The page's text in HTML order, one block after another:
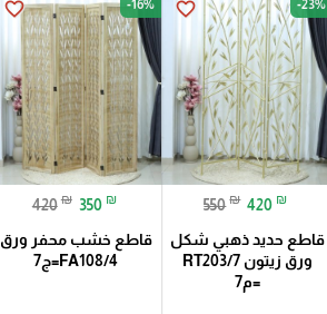
favorite_border -23%
550 ₪ 420 ₪
قاطع حديد ذهبي شكل
ورق زيتون RT203/7
=م7
favorite_border -16%
420 ₪ 350 ₪
قاطع خشب محفر ورق
FA108/4=ج7